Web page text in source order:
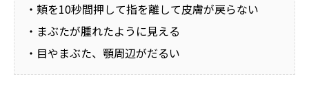
・頬を10秒間押して指を離して皮膚が戻らない
・まぶたが腫れたように見える
・目やまぶた、顎周辺がだるい